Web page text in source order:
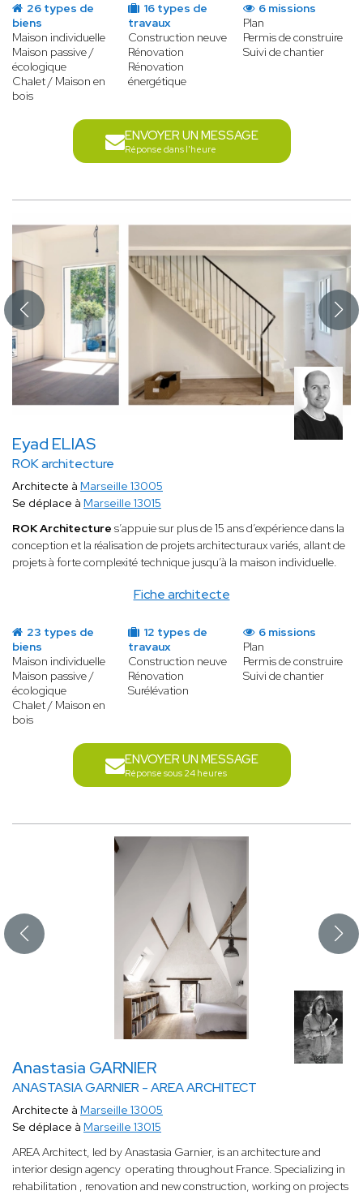
26 types de
biens
Maison individuelle
Maison passive /
écologique
Chalet / Maison en
bois
16 types de
travaux
Construction neuve
Rénovation
Rénovation
énergétique
6 missions
Plan
Permis de construire
Suivi de chantier
ENVOYER UN MESSAGE
Réponse dans l'heure
Eyad ELIAS
ROK architecture
Fiche architecte
Architecte à Marseille 13005
Se déplace à Marseille 13015
ROK Architecture s’appuie sur plus de 15 ans d’expérience dans la
conception et la réalisation de projets architecturaux variés, allant de
projets à forte complexité technique jusqu’à la maison individuelle.
23 types de
biens
Maison individuelle
Maison passive /
écologique
Chalet / Maison en
bois
12 types de
travaux
Construction neuve
Rénovation
Surélévation
6 missions
Plan
Permis de construire
Suivi de chantier
ENVOYER UN MESSAGE
Réponse sous 24 heures
Anastasia GARNIER
ANASTASIA GARNIER - AREA ARCHITECT
Architecte à Marseille 13005
Se déplace à Marseille 13015
AREA Architect, led by Anastasia Garnier, is an architecture and
interior design agency operating throughout France. Specializing in
rehabilitation , renovation and new construction, working on projects